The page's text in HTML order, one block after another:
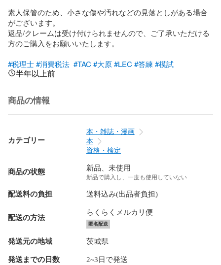
素人保管のため、小さな傷や汚れなどの見落としがある場合
がございます。
返品/クレームは受け付けられませんので、ご了承いただける
方のご購入をお願いいたします。
#税理士#消費税法 #TAC #大原#LEC #答練 #模試
半年以上前
商品の情報
カテゴリー
本・雑誌・漫画
本
資格・検定
商品の状態 新品、未使用
新品で購入し、一度も使用していない
配送料の負担 送料込み(出品者負担)
配送の方法
らくらくメルカリ便
匿名配送
発送元の地域 茨城県
発送までの日数 2~3日で発送